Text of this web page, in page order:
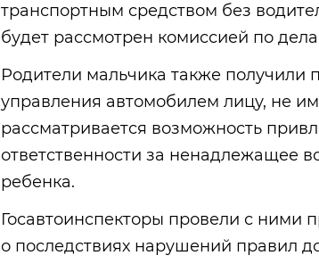
транспортным средством без
будет рассмотрен комиссией по
Родители мальчика также получили
управления автомобилем лицу, не
рассматривается возможность
ответственности за ненадлежащее
ребенка.
Госавтоинспекторы провели с ними
о последствиях нарушений правил